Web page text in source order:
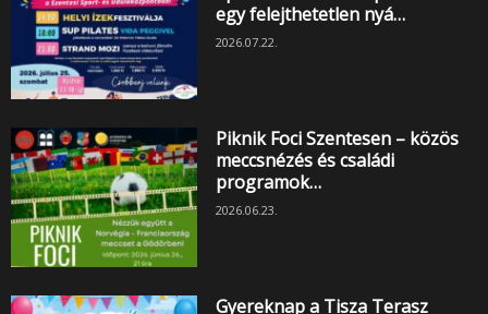
egy felejthetetlen nyá…
2026.07.22.
Piknik Foci Szentesen – közös
meccsnézés és családi
programok…
2026.06.23.
Gyereknap a Tisza Terasz